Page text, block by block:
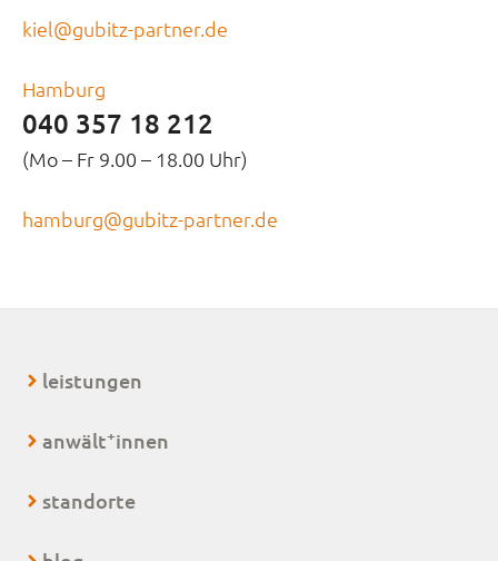
kiel@gubitz-partner.de
Hamburg
040 357 18 212
(Mo – Fr 9.00 – 18.00 Uhr)
hamburg@gubitz-partner.de
leistungen
anwält+innen
standorte